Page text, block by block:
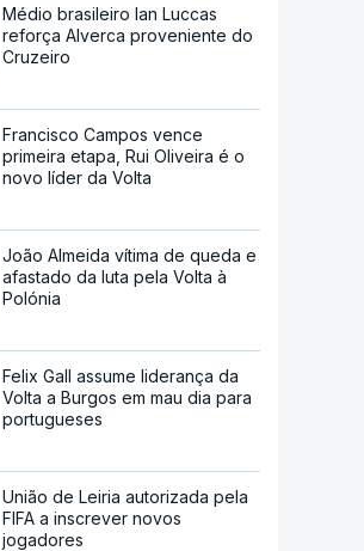
Médio brasileiro Ian Luccas
reforça Alverca proveniente do
Cruzeiro
Francisco Campos vence
primeira etapa, Rui Oliveira é o
novo líder da Volta
João Almeida vítima de queda e
afastado da luta pela Volta à
Polónia
Felix Gall assume liderança da
Volta a Burgos em mau dia para
portugueses
União de Leiria autorizada pela
FIFA a inscrever novos
jogadores